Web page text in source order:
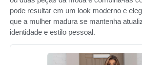
pode resultar em um look moderno e
que a mulher madura se mantenha
identidade e estilo pessoal.